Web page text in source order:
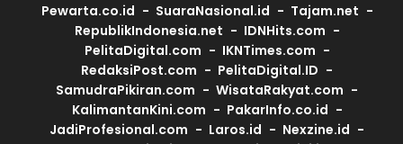
Pewarta.co.id SuaraNasional.id
Tajam.net
RepublikIndonesia.net
IDNHits.com
PelitaDigital.com
IKNTimes.com
RedaksiPost.com
PelitaDigital.ID
SamudraPikiran.com
WisataRakyat.com
KalimantanKini.com
PakarInfo.co.id
JadiProfesional.com
Laros.id
Nexzine.id